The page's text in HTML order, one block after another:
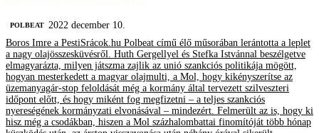
‎POLBEAT 2022 december 10.
Boros Imre a PestiSrácok.hu Polbeat című élő műsorában lerántotta a leplet
a nagy olajösszesküvésről. Huth Gergellyel és Stefka Istvánnal beszélgetve
elmagyarázta, milyen játszma zajlik az unió szankciós politikája mögött,
hogyan mesterkedett a magyar olajmulti, a Mol, hogy kikényszerítse az
üzemanyagár-stop feloldását még a kormány által tervezett szilveszteri
időpont előtt, és hogy miként fog megfizetni – a teljes szankciós
nyereségének kormányzati elvonásával – mindezért. Felmerült az is, hogy ki
hisz még a csodákban, hiszen a Mol százhalombattai finomítóját több hónap